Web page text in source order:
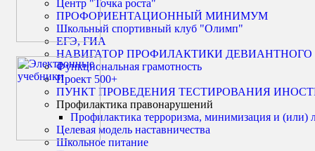
Центр "Точка роста"
ПРОФОРИЕНТАЦИОННЫЙ МИНИМУМ
Школьный спортивный клуб "Олимп"
ЕГЭ, ГИА
НАВИГАТОР ПРОФИЛАКТИКИ
Функциональная грамотность
Проект 500+
ПУНКТ ПРОВЕДЕНИЯ ТЕСТИРОВАНИЯ
Профилактика правонарушений
Профилактика терроризма, минимизация и (или)
Целевая модель наставничества
Школьное питание